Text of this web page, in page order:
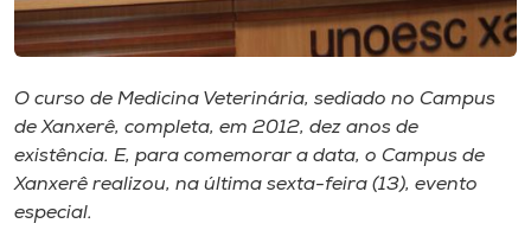
Museu
Unoesc
Store
O curso de Medicina Veterinária, sediado no Campus
de Xanxerê, completa, em 2012, dez anos de
existência. E, para comemorar a data, o Campus de
Xanxerê realizou, na última sexta-feira (13), evento
especial.